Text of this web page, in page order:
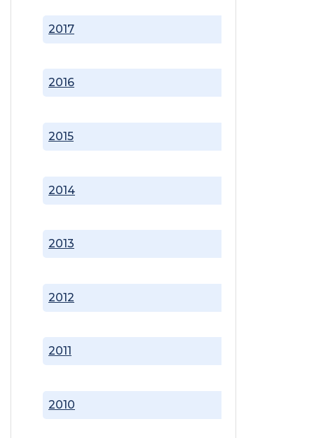
2010
2011
2012
2013
2014
2015
2016
2017